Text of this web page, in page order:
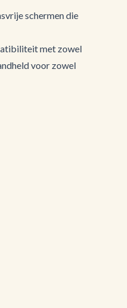
schermen die
met zowel
voor zowel